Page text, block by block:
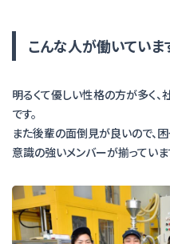
こんな人が働いていま
明るくて優しい性格の方が多く
です。
また後輩の面倒見が良いので、
意識の強いメンバーが揃っていま